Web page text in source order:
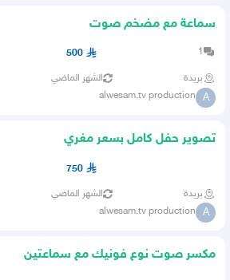
سماعة مع مضخم صوت
1
500
بريدة الشهر الماضي
A
alwesam.tv production
تصوير حفل كامل بسعر مغري
750
بريدة الشهر الماضي
A
alwesam.tv production
مكسر صوت نوع فونيك مع سماعتين